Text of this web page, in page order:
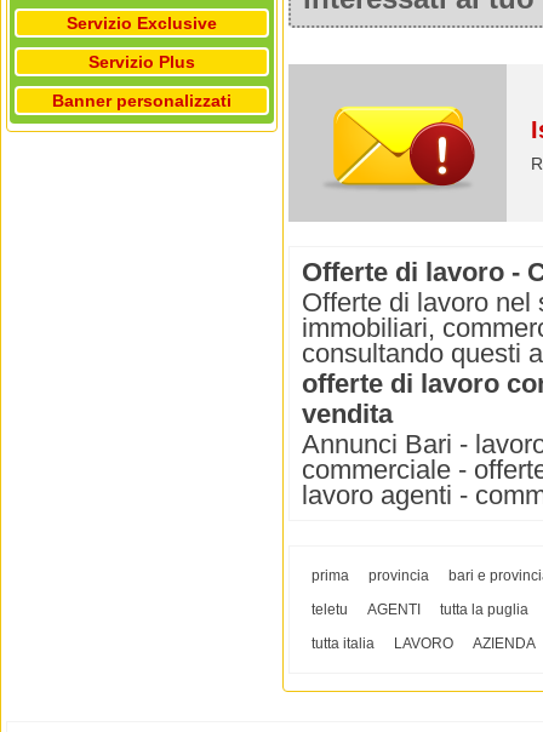
Servizio Exclusive
Servizio Plus
Banner personalizzati
Offerte di lavoro -
Offerte di lavoro nel
immobiliari,
consultando questi
offerte di lavoro
vendita
Annunci Bari -
commerciale -
lavoro agenti -
prima provincia
bari e
teletu
AGENTI
tutta la puglia
tutta italia
LAVORO AZIENDA